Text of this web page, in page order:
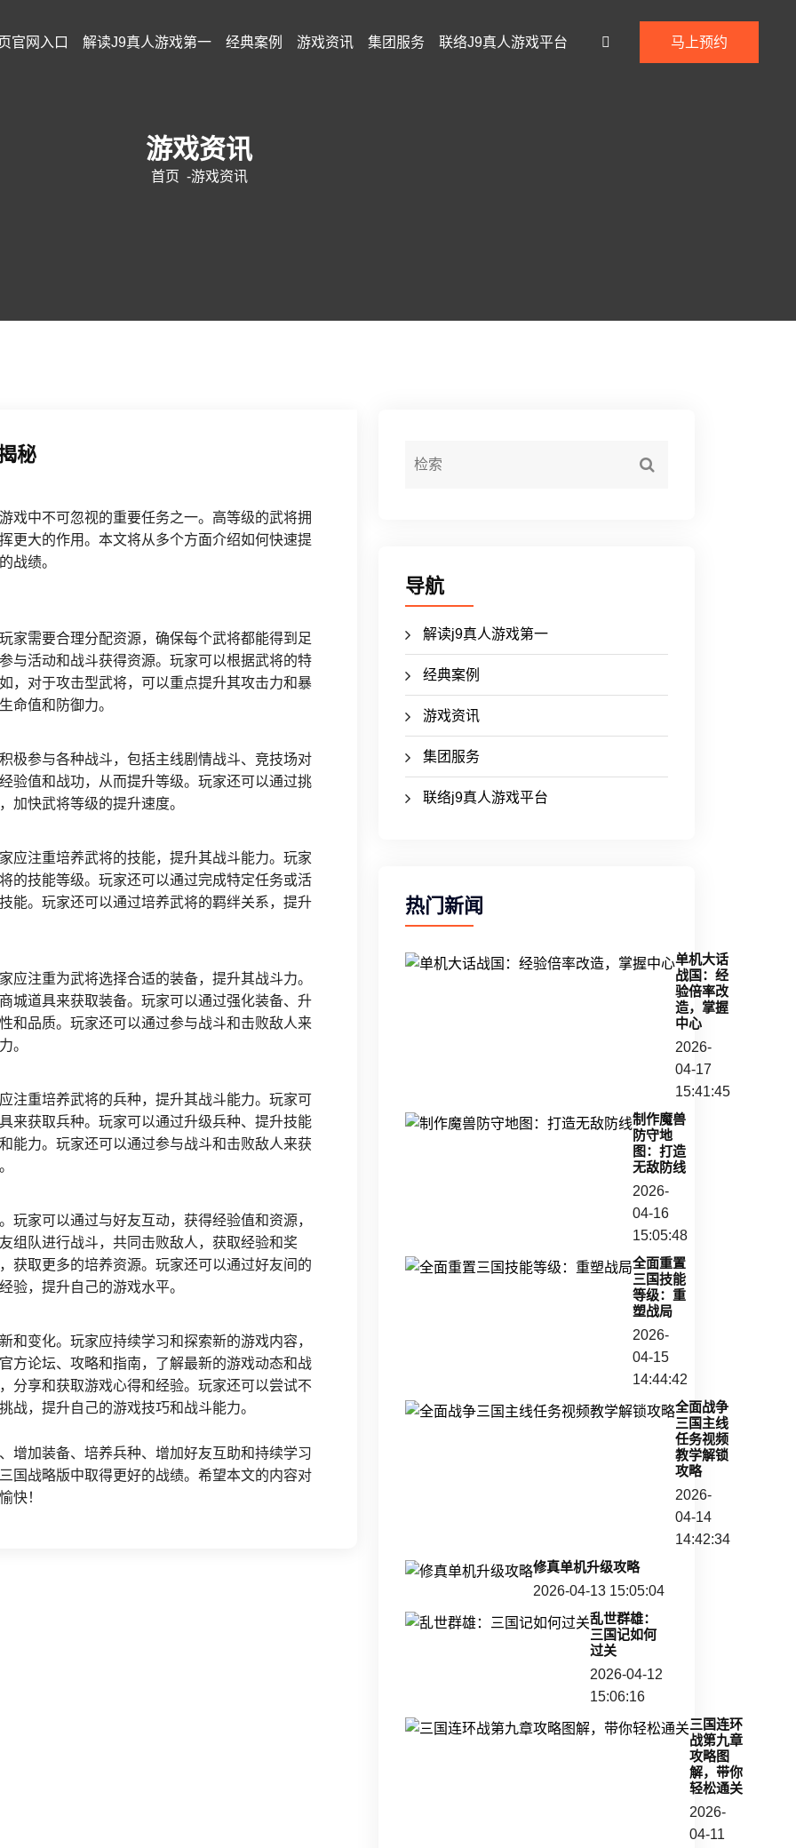
官网入口 解读j9真人游戏第一 经典案例 游戏资讯 集团服务 联络j9真人游戏平台 马上预约
游戏资讯
首页 -游戏资讯
秘
戏中不可忽视的重要任务之一。高等级的武将拥
更大的作用。本文将从多个方面介绍如何快速提
战绩。
家需要合理分配资源，确保每个武将都能得到足
与活动和战斗获得资源。玩家可以根据武将的特
，对于攻击型武将，可以重点提升其攻击力和暴
命值和防御力。
极参与各种战斗，包括主线剧情战斗、竞技场对
验值和战功，从而提升等级。玩家还可以通过挑
加快武将等级的提升速度。
应注重培养武将的技能，提升其战斗能力。玩家
的技能等级。玩家还可以通过完成特定任务或活
能。玩家还可以通过培养武将的羁绊关系，提升
应注重为武将选择合适的装备，提升其战斗力。
城道具来获取装备。玩家可以通过强化装备、升
和品质。玩家还可以通过参与战斗和击败敌人来
。
注重培养武将的兵种，提升其战斗能力。玩家可
来获取兵种。玩家可以通过升级兵种、提升技能
能力。玩家还可以通过参与战斗和击败敌人来获
玩家可以通过与好友互动，获得经验值和资源，
组队进行战斗，共同击败敌人，获取经验和奖
获取更多的培养资源。玩家还可以通过好友间的
验，提升自己的游戏水平。
和变化。玩家应持续学习和探索新的游戏内容，
方论坛、攻略和指南，了解最新的游戏动态和战
分享和获取游戏心得和经验。玩家还可以尝试不
战，提升自己的游戏技巧和战斗能力。
增加装备、培养兵种、增加好友互助和持续学习
国战略版中取得更好的战绩。希望本文的内容对
快！
导航
解读j9真人游戏第一
经典案例
游戏资讯
集团服务
联络j9真人游戏平台
热门新闻
单机大话
战国：经
验倍率改
造，掌握
中心
2026-
04-17
15:41:45
制作魔兽
防守地
图：打造
无敌防线
2026-
04-16
15:05:48
全面重置
三国技能
等级：重
塑战局
2026-
04-15
14:44:42
全面战争
三国主线
任务视频
教学解锁
攻略
2026-
04-14
14:42:34
修真单机升级攻略
2026-04-13 15:05:04
乱世群雄：
三国记如何
过关
2026-04-12
15:06:16
三国连环
战第九章
攻略图
解，带你
轻松通关
2026-
04-11